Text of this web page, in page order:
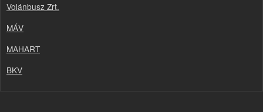
Volánbusz Zrt.
MÁV
MAHART
BKV